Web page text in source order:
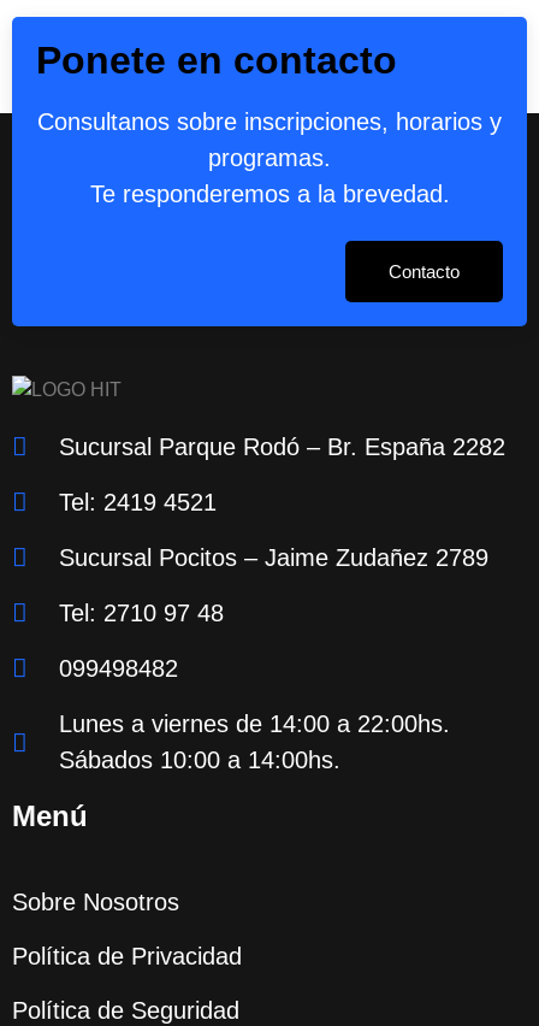
Ponete en contacto
Consultanos sobre inscripciones, horarios y
programas.
Te responderemos a la brevedad.
Contacto
Sucursal Parque Rodó – Br. España 2282
Tel: 2419 4521
Sucursal Pocitos – Jaime Zudañez 2789
Tel: 2710 97 48
099498482
Lunes a viernes de 14:00 a 22:00hs.
Sábados 10:00 a 14:00hs.
Menú
Sobre Nosotros
Política de Privacidad
Política de Seguridad